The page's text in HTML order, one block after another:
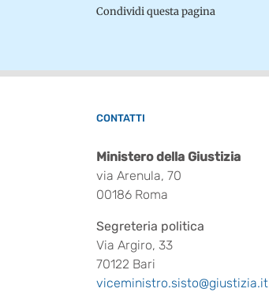
Condividi questa pagina
CONTATTI
Ministero della Giustizia
via Arenula, 70
00186 Roma
Segreteria politica
Via Argiro, 33
70122 Bari
viceministro.sisto@giustizia.it